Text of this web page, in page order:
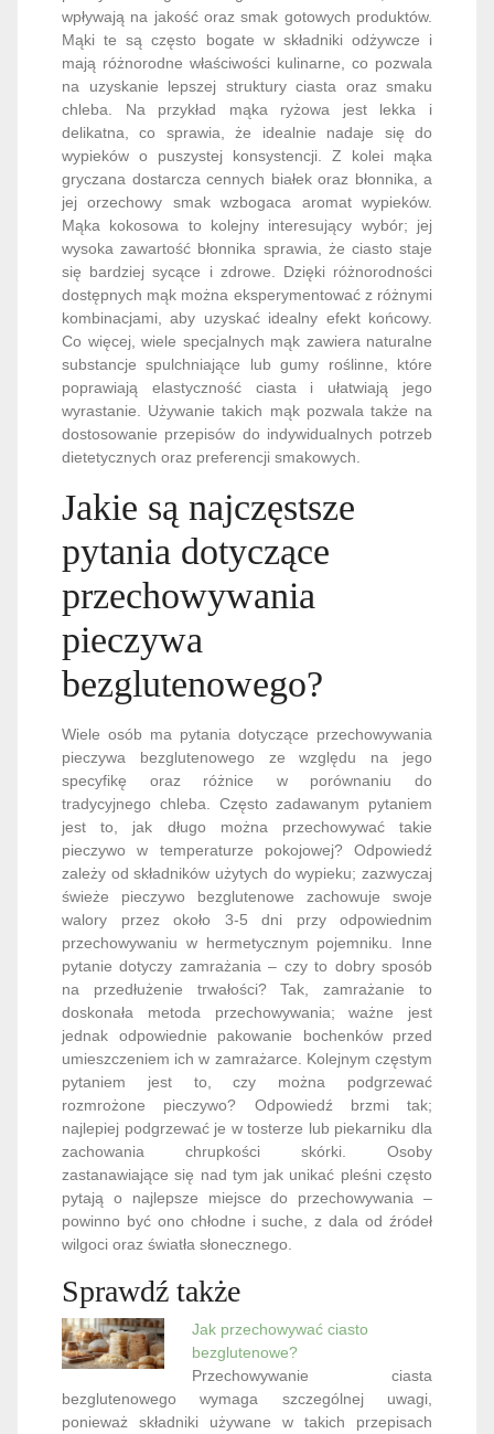
wpływają na jakość oraz smak gotowych produktów.
Mąki te są często bogate w składniki odżywcze i
mają różnorodne właściwości kulinarne, co pozwala
na uzyskanie lepszej struktury ciasta oraz smaku
chleba. Na przykład mąka ryżowa jest lekka i
delikatna, co sprawia, że idealnie nadaje się do
wypieków o puszystej konsystencji. Z kolei mąka
gryczana dostarcza cennych białek oraz błonnika, a
jej orzechowy smak wzbogaca aromat wypieków.
Mąka kokosowa to kolejny interesujący wybór; jej
wysoka zawartość błonnika sprawia, że ciasto staje
się bardziej sycące i zdrowe. Dzięki różnorodności
dostępnych mąk można eksperymentować z różnymi
kombinacjami, aby uzyskać idealny efekt końcowy.
Co więcej, wiele specjalnych mąk zawiera naturalne
substancje spulchniające lub gumy roślinne, które
poprawiają elastyczność ciasta i ułatwiają jego
wyrastanie. Używanie takich mąk pozwala także na
dostosowanie przepisów do indywidualnych potrzeb
dietetycznych oraz preferencji smakowych.
Jakie są najczęstsze
pytania dotyczące
przechowywania
pieczywa
bezglutenowego?
Wiele osób ma pytania dotyczące przechowywania
pieczywa bezglutenowego ze względu na jego
specyfikę oraz różnice w porównaniu do
tradycyjnego chleba. Często zadawanym pytaniem
jest to, jak długo można przechowywać takie
pieczywo w temperaturze pokojowej? Odpowiedź
zależy od składników użytych do wypieku; zazwyczaj
świeże pieczywo bezglutenowe zachowuje swoje
walory przez około 3-5 dni przy odpowiednim
przechowywaniu w hermetycznym pojemniku. Inne
pytanie dotyczy zamrażania – czy to dobry sposób
na przedłużenie trwałości? Tak, zamrażanie to
doskonała metoda przechowywania; ważne jest
jednak odpowiednie pakowanie bochenków przed
umieszczeniem ich w zamrażarce. Kolejnym częstym
pytaniem jest to, czy można podgrzewać
rozmrożone pieczywo? Odpowiedź brzmi tak;
najlepiej podgrzewać je w tosterze lub piekarniku dla
zachowania chrupkości skórki. Osoby
zastanawiające się nad tym jak unikać pleśni często
pytają o najlepsze miejsce do przechowywania –
powinno być ono chłodne i suche, z dala od źródeł
wilgoci oraz światła słonecznego.
Sprawdź także
Jak przechowywać ciasto
bezglutenowe?
Przechowywanie ciasta
bezglutenowego wymaga szczególnej uwagi,
ponieważ składniki używane w takich przepisach